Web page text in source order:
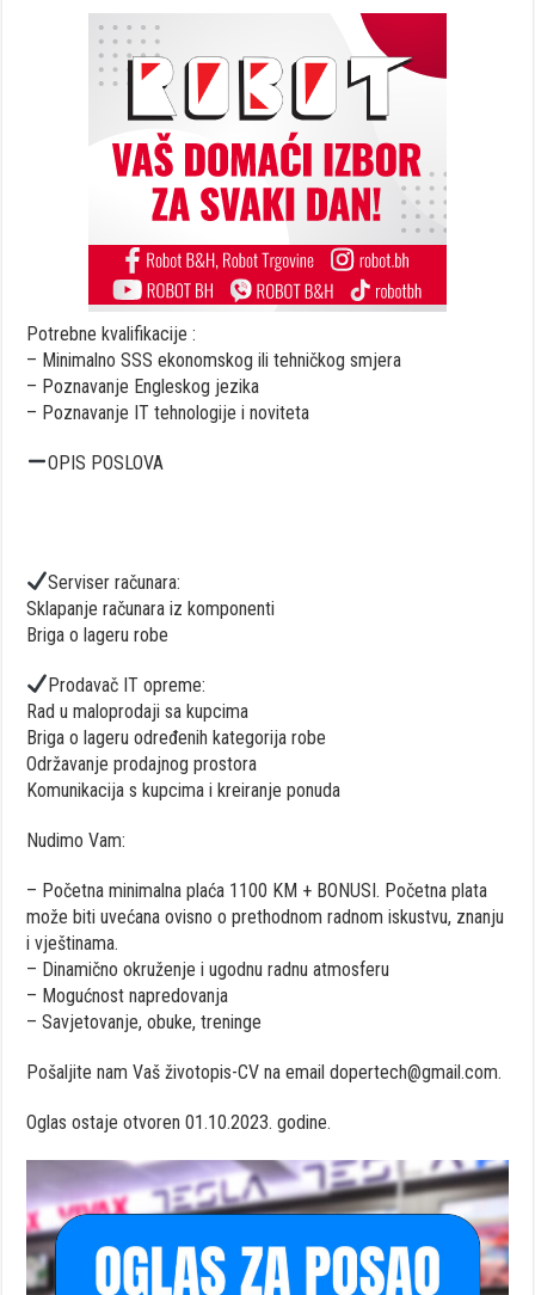
Potrebne kvalifikacije :
– Minimalno SSS ekonomskog ili tehničkog smjera
– Poznavanje Engleskog jezika
– Poznavanje IT tehnologije i noviteta
OPIS POSLOVA
Serviser računara:
Sklapanje računara iz komponenti
Briga o lageru robe
Prodavač IT opreme:
Rad u maloprodaji sa kupcima
Briga o lageru određenih kategorija robe
Održavanje prodajnog prostora
Komunikacija s kupcima i kreiranje ponuda
Nudimo Vam:
– Početna minimalna plaća 1100 KM + BONUSI. Početna plata
može biti uvećana ovisno o prethodnom radnom iskustvu, znanju
i vještinama.
– Dinamično okruženje i ugodnu radnu atmosferu
– Mogućnost napredovanja
– Savjetovanje, obuke, treninge
Pošaljite nam Vaš životopis-CV na email dopertech@gmail.com.
Oglas ostaje otvoren 01.10.2023. godine.